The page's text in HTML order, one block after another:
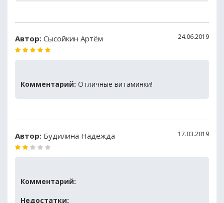
Автор: Сысойкин Артём 24.06.2019
Комментарий: Отличные витаминки!
Автор: Будилина Надежда 17.03.2019
Комментарий:
Недостатки: